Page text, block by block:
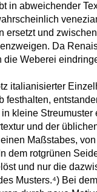
in abweichender
ersetzt und
Da
Weberei
italianisierter
festhalten,
kleine Streumuster
und der
Maßstabes,
dem rotgrünen
und nur die
Musters.⁴) Bei